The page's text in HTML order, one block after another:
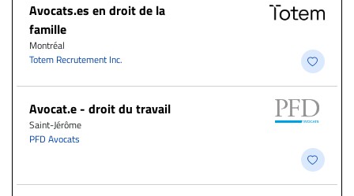
Avocats.es en droit de la
famille
Montréal
Totem Recrutement Inc.
Avocat.e - droit du travail
Saint-Jérôme
PFD Avocats